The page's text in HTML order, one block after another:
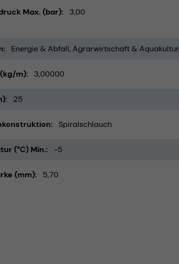
Max. (bar) 3,00
Energie & Abfall Agrarwirtschaft & Aquakultur
m) 3,00000
25
Spiralschlauch
(°C) Min. -5
(mm) 5,70